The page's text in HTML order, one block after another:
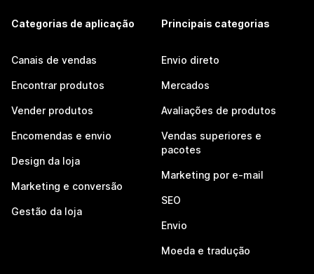
Categorias de aplicação
Canais de vendas
Encontrar produtos
Vender produtos
Encomendas e envio
Design da loja
Marketing e conversão
Gestão da loja
Principais categorias
Envio direto
Mercados
Avaliações de produtos
Vendas superiores e
pacotes
Marketing por e-mail
SEO
Envio
Moeda e tradução